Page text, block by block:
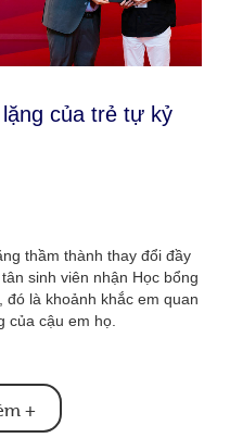
của trẻ tự kỷ
thầm thành thay đổi đầy
sinh viên nhận Học bổng
là khoảnh khắc em quan
của cậu em họ.
+